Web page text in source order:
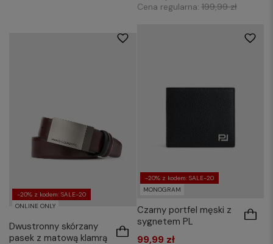
Cena regularna:199,99 zł
-20% z kodem: SALE-20
ONLINE ONLY
Dwustronny skórzany
pasek z matową klamrą
-20% z kodem: SALE-20
MONOGRAM
Czarny portfel męski z
sygnetem PL
99,99 zł